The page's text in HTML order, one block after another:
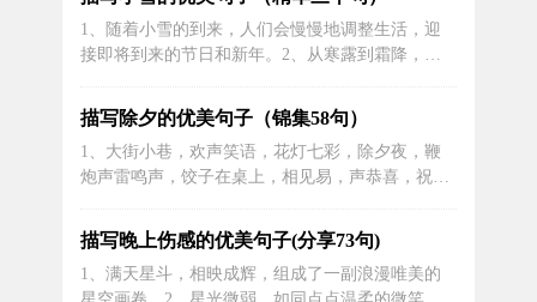
在操场上，学生们排着整齐的队列，配合着指挥声
起跑，他们快速奔跑的身影犹如一道闪电。4、冬
季长跑在吴校长的倡导下，伴随着“我阳...
1、随着小雪的到来，人们会慢慢地调整生活，迎
接即将到来的节日和新年。2、从寒露到霜降，从
然温暖：祝你天天快乐。3、早晨弥漫着冬雾。雾
散了，立刻出现了一幅奇妙的景象：青松的针叶上
挂满了厚厚的霜，像树上洁白的秋菊；18、落满了
雪的落叶，白得像树一样；垂柳银丝飘...
描写除夕的优美句子（锦集58句）
1、大街小巷，欢声笑语，花灯七彩，除夕夜，鞭
炮声雷鸣声，饺子在桌上，相见易，声恭喜，祝你
呈！2、除夕佳节来临，短信祝福送给你，包装好
一年的收获，扔掉生活的纷扰，带着快乐的心情，
坐在电视机前迎接新年！3、除夕的夜幕低垂，家
描写晚上伤感的优美句子(分享73句)
1、满天星斗，相映成辉，组成了一副浪漫唯美的